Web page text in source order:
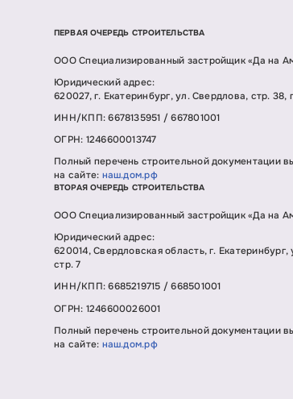
ПЕРВАЯ ОЧЕРЕДЬ СТРОИТЕЛЬСТВА
ООО Специализированный застройщик «Да на
Юридический адрес:
620027, г. Екатеринбург, ул. Свердлова, стр. 38,
ИНН/КПП: 6678135951 / 667801001
ОГРН: 1246600013747
Полный перечень строительной документации
на сайте: наш.дом.рф
ВТОРАЯ ОЧЕРЕДЬ СТРОИТЕЛЬСТВА
ООО Специализированный застройщик «Да на
Юридический адрес:
620014, Свердловская область, г.
стр. 7
ИНН/КПП: 6685219715 / 668501001
ОГРН: 1246600026001
Полный перечень строительной документации
на сайте: наш.дом.рф